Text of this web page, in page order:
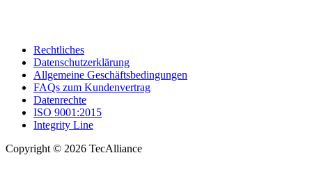
Rechtliches
Datenschutzerklärung
Allgemeine Geschäftsbedingungen
FAQs zum Kundenvertrag
Datenrechte
ISO 9001:2015
Integrity Line
Copyright © 2026 TecAlliance